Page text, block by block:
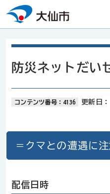
本文へスキップ
防災ネットだい
コンテンツ番号：4136 更新日：
＝クマとの遭遇に
配信日時